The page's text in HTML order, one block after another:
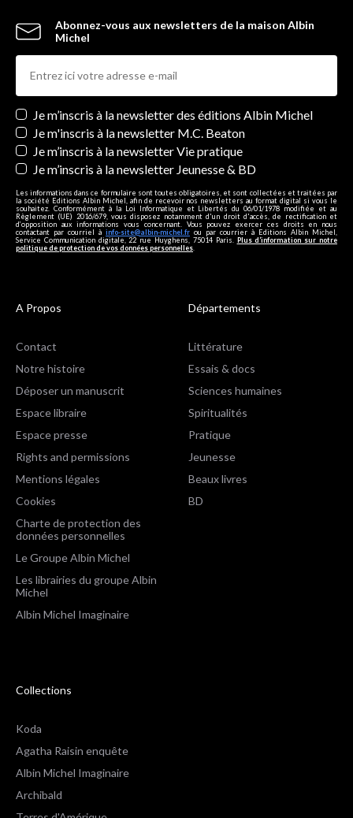
Abonnez-vous aux newsletters de la maison Albin
Michel
Newsletters
Je m’inscris à la newsletter des éditions Albin Michel
Je m'inscris à la newsletter M.C. Beaton
Je m’inscris à la newsletter Vie pratique
Je m’inscris à la newsletter Jeunesse & BD
Les informations dans ce formulaire sont toutes obligatoires, et sont collectées et traitées par
la société Editions Albin Michel, afin de recevoir nos newsletters au format digital si vous le
souhaitez. Conformément à la Loi Informatique et Libertés du 06/01/1978 modifiée et au
Règlement (UE) 2016/679, vous disposez notamment d'un droit d'accès, de rectification et
d’opposition aux informations vous concernant. Vous pouvez exercer ces droits en nous
contactant par courriel à info-site@albin-michel.fr ou par courrier à Editions Albin Michel,
Service Communication digitale, 22 rue Huyghens, 75014 Paris. Plus d’information sur notre
politique de protection de vos données personnelles
A Propos
Contact
Notre histoire
Déposer un manuscrit
Espace libraire
Espace presse
Rights and permissions
Mentions légales
Cookies
Charte de protection des
données personnelles
Le Groupe Albin Michel
Les librairies du groupe Albin
Michel
Albin Michel Imaginaire
Départements
Littérature
Essais & docs
Sciences humaines
Spiritualités
Pratique
Jeunesse
Beaux livres
BD
Collections
Koda
Agatha Raisin enquête
Albin Michel Imaginaire
Archibald